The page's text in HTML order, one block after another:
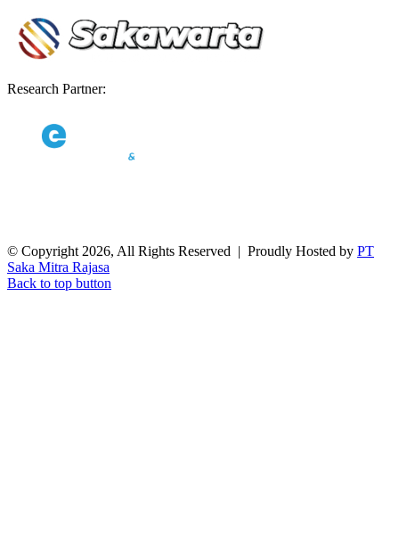
Research Partner:
© Copyright 2026, All Rights Reserved | Proudly Hosted by PT
Saka Mitra Rajasa
Back to top button